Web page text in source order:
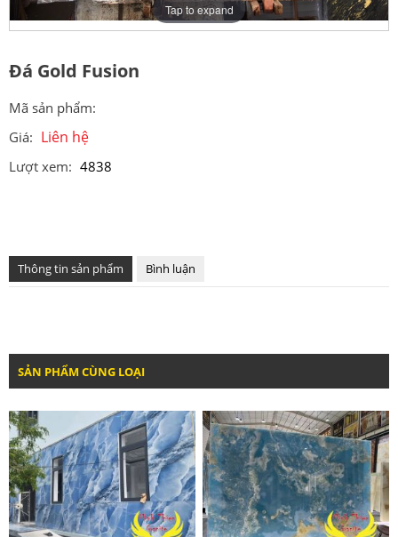
Tap to expand
Đá Gold Fusion
Mã sản phẩm:
Giá: Liên hệ
Lượt xem: 4838
Thông tin sản phẩm Bình luận
SẢN PHẨM CÙNG LOẠI